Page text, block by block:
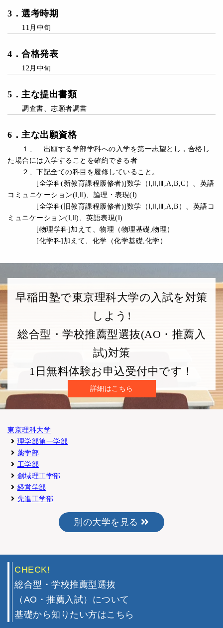
3 ． 選考時期
11月中旬
4 ． 合格発表
12月中旬
5 ．主な提出書類
調査書、志願者調書
6．主な出願資格
１、 出願する学部学科への入学を第一志望とし，合格し
た場合には入学することを確約できる者
２、下記全ての科目を履修していること。
[全学科(新教育課程履修者)]数学（Ⅰ,Ⅱ,Ⅲ,A,B,C）、英語
コミュニケーション(Ⅰ,Ⅱ)、論理・表現(Ⅰ)
[全学科(旧教育課程履修者)]数学（Ⅰ,Ⅱ,Ⅲ,A,B）、英語コ
ミュニケーション(Ⅰ,Ⅱ)、英語表現(Ⅰ)
[物理学科]加えて、物理（物理基礎,物理）
[化学科]加えて、化学（化学基礎,化学）
早稲田塾で東京理科大学の入試を対策
しよう!
総合型・学校推薦型選抜(AO・推薦入
試)対策
1日無料体験お申込受付中です！
詳細はこちら
東京理科大学
理学部第一学部
薬学部
工学部
創域理工学部
経営学部
先進工学部
別の大学を見る
CHECK!
総合型・学校推薦型選抜
（AO・推薦入試）について
基礎から知りたい方はこちら